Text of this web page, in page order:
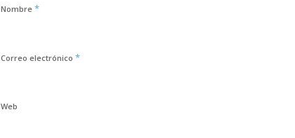
Nombre*
Correo electrónico*
Web